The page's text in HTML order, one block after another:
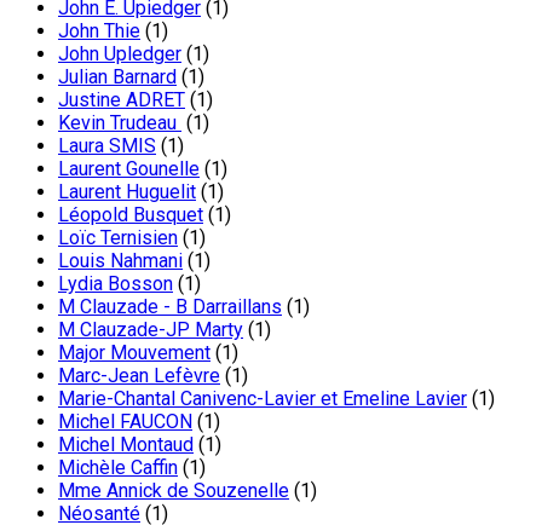
John E. Upiedger (1)
John Thie (1)
John Upledger (1)
Julian Barnard (1)
Justine ADRET (1)
Kevin Trudeau (1)
Laura SMIS (1)
Laurent Gounelle (1)
Laurent Huguelit (1)
Léopold Busquet (1)
Loïc Ternisien (1)
Louis Nahmani (1)
Lydia Bosson (1)
M Clauzade - B Darraillans (1)
M Clauzade-JP Marty (1)
Major Mouvement (1)
Marc-Jean Lefèvre (1)
Marie-Chantal Canivenc-Lavier et Emeline Lavier (1)
Michel FAUCON (1)
Michel Montaud (1)
Michèle Caffin (1)
Mme Annick de Souzenelle (1)
Néosanté (1)